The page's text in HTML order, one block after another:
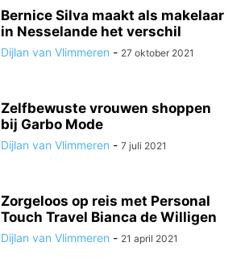
Bernice Silva maakt als makelaar
in Nesselande het verschil
Dijlan van Vlimmeren - 27 oktober 2021
Zelfbewuste vrouwen shoppen
bij Garbo Mode
Dijlan van Vlimmeren - 7 juli 2021
Zorgeloos op reis met Personal
Touch Travel Bianca de Willigen
Dijlan van Vlimmeren - 21 april 2021